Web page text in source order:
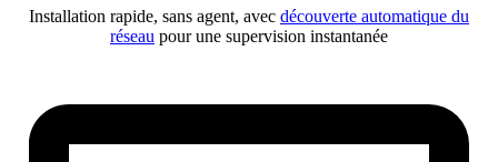
Installation rapide, sans agent, avec découverte automatique du
réseau pour une supervision instantanée